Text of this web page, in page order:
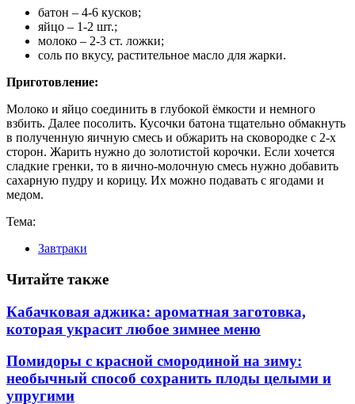
батон – 4-6 кусков;
яйцо – 1-2 шт.;
молоко – 2-3 ст. ложки;
соль по вкусу, растительное масло для жарки.
Приготовление:
Молоко и яйцо соединить в глубокой ёмкости и немного
взбить. Далее посолить. Кусочки батона тщательно обмакнуть
в полученную яичную смесь и обжарить на сковородке с 2-х
сторон. Жарить нужно до золотистой корочки. Если хочется
сладкие гренки, то в яично-молочную смесь нужно добавить
сахарную пудру и корицу. Их можно подавать с ягодами и
медом.
Тема:
Завтраки
Читайте также
Кабачковая аджика: ароматная заготовка,
которая украсит любое зимнее меню
Помидоры с красной смородиной на зиму:
необычный способ сохранить плоды целыми и
упругими